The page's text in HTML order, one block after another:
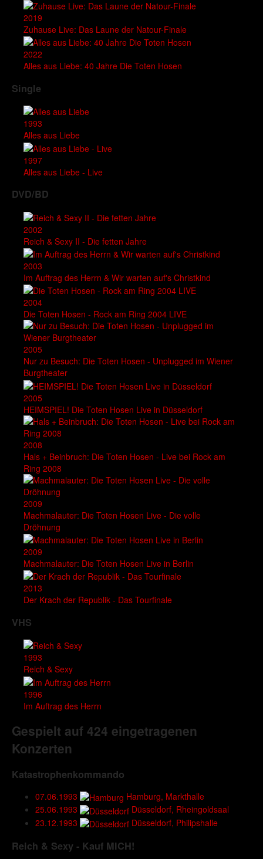
2019
Zuhause Live: Das Laune der Natour-Finale
2022
Alles aus Liebe: 40 Jahre Die Toten Hosen
Single
1993
Alles aus Liebe
1997
Alles aus Liebe - Live
DVD/BD
2002
Reich & Sexy II - Die fetten Jahre
2003
Im Auftrag des Herrn & Wir warten auf's Christkind
2004
Die Toten Hosen - Rock am Ring 2004 LIVE
2005
Nur zu Besuch: Die Toten Hosen - Unplugged im Wiener
Burgtheater
2005
HEIMSPIEL! Die Toten Hosen Live in Düsseldorf
2008
Hals + Beinbruch: Die Toten Hosen - Live bei Rock am
Ring 2008
2009
Machmalauter: Die Toten Hosen Live - Die volle
Dröhnung
2009
Machmalauter: Die Toten Hosen Live in Berlin
2013
Der Krach der Republik - Das Tourfinale
VHS
1993
Reich & Sexy
1996
Im Auftrag des Herrn
Gespielt auf 424 eingetragenen
Konzerten
Katastrophenkommando
07.06.1993
Hamburg, Markthalle
25.06.1993
Düsseldorf, Rheingoldsaal
23.12.1993
Düsseldorf, Philipshalle
Reich & Sexy - Kauf MICH!